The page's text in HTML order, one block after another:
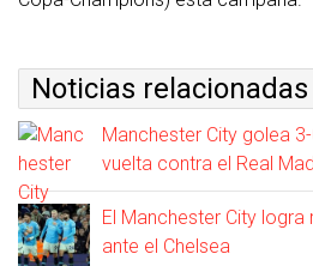
Noticias relacionadas
Manchester City golea
vuelta contra el Real
El Manchester City
ante el Chelsea